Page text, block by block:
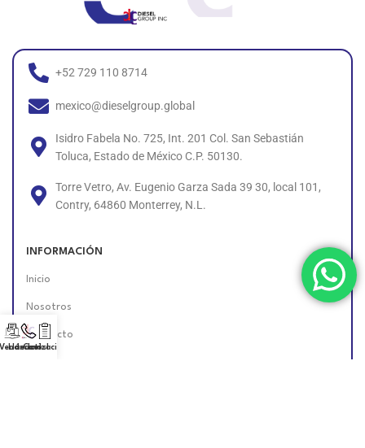
+52 729 110 8714
mexico@dieselgroup.global
Isidro Fabela No. 725, Int. 201 Col. San Sebastián
Toluca, Estado de México C.P. 50130.
Torre Vetro, Av. Eugenio Garza Sada 39 30, local 101,
Contry, 64860 Monterrey, N.L.
INFORMACIÓN
Inicio
Nosotros
Contacto
Llámanos!
Cotización